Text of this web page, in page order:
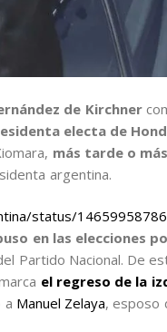
de Kirchner
electa de
más tarde o
argentina.
status/
en las elecciones
Partido Nacional. De
el regreso de la
a Manuel Zelaya, esposo